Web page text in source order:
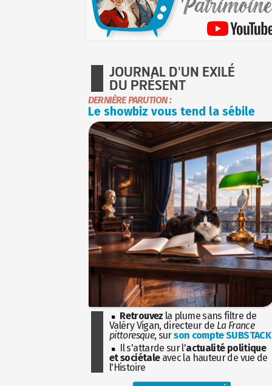
JOURNAL D'UN EXILÉ
DU PRÉSENT
DERNIÈRE PARUTION :
Le showbiz vous tend la sébile
Retrouvez la plume sans filtre de
Valéry Vigan, directeur de La France
pittoresque, surson compte SUBSTACK
Il s'attarde sur l'actualité politique
et sociétaleavec la hauteur de vue de
l'Histoire